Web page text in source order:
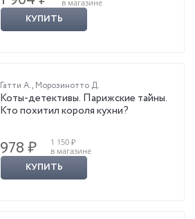
в магазине
КУПИТЬ
Гатти А., Морозинотто Д.
Коты-детективы. Парижские тайны.
Кто похитил короля кухни?
978 ₽
1 150 ₽
в магазине
КУПИТЬ